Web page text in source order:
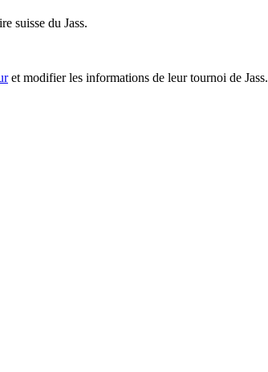
suisse du Jass.
et modifier les informations de leur tournoi de Jass.